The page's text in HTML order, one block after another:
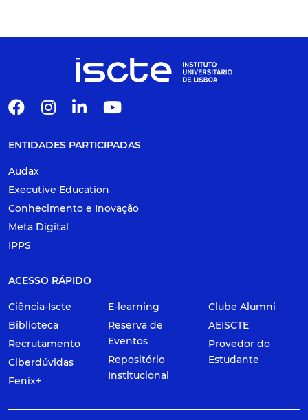
ENTIDADES PARTICIPADAS
Audax
Executive Education
Conhecimento e Inovação
Meta Digital
IPPS
ACESSO RÁPIDO
Ciência-Iscte
Biblioteca
Recrutamento
Ciberdúvidas
Fenix+
E-learning
Reserva de
Eventos
Repositório
Institucional
Clube Alumni
AEISCTE
Provedor do
Estudante